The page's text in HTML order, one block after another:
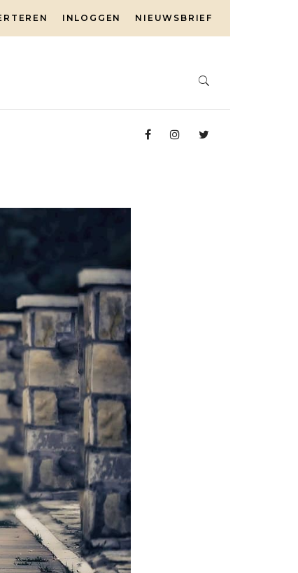
INLOGGEN NIEUWSBRIEF